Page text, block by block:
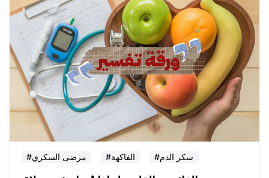
#مرضى السكري #الفاكهة #سكر الدم